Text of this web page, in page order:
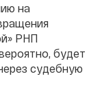
на
РНП
будет
судебную